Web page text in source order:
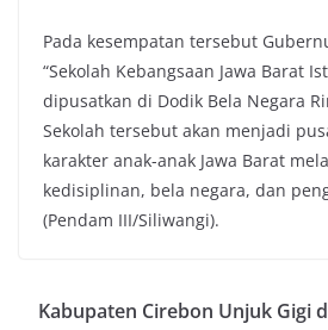
Pada kesempatan tersebut
“Sekolah Kebangsaan Jawa Barat
dipusatkan di Dodik Bela Negara
Sekolah tersebut akan menjadi
karakter anak-anak Jawa Barat
kedisiplinan, bela negara, dan
(Pendam III/Siliwangi).
Kabupaten Cirebon Unjuk Gigi